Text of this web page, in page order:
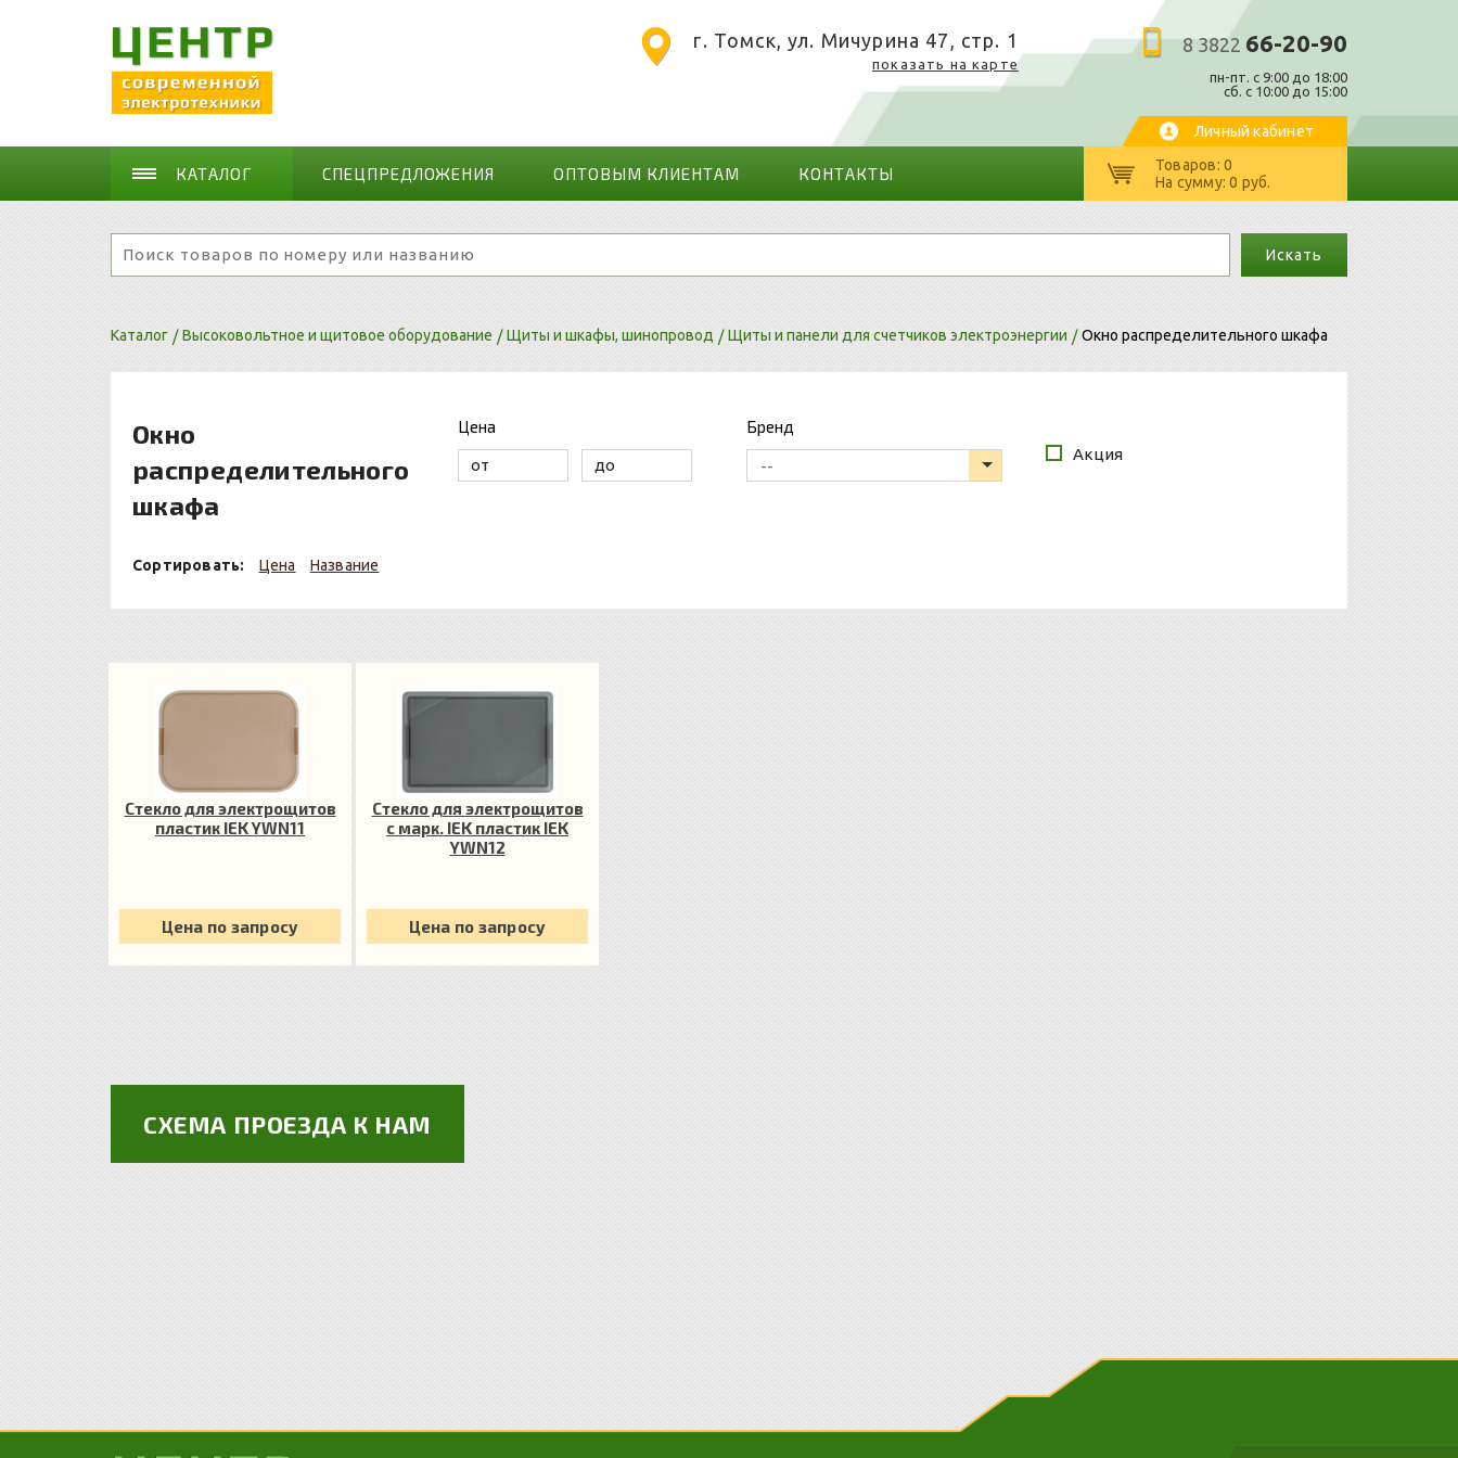
г. Томск, ул. Мичурина 47, стр. 1
показать на карте
8 3822 66-20-90
пн-пт. c 9:00 до 18:00
сб. с 10:00 до 15:00
Личный кабинет
КАТАЛОГ СПЕЦПРЕДЛОЖЕНИЯ ОПТОВЫМ КЛИЕНТАМ КОНТАКТЫ
Товаров: 0
На сумму: 0 руб.
Искать
Каталог Высоковольтное и щитовое оборудование Щиты и шкафы, шинопровод Щиты и панели для счетчиков электроэнергии Окно распределительного шкафа
Окно
распределительного
шкафа
Сортировать: Цена Название
Цена Бренд
--
Акция
Стекло для электрощитов
пластик IEK YWN11
Цена по запросу
Стекло для электрощитов
с марк. IEK пластик IEK
YWN12
Цена по запросу
СХЕМА ПРОЕЗДА К НАМ